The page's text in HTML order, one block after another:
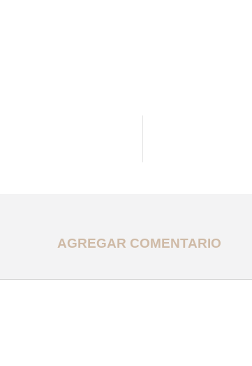
AGREGAR COMENTARIO